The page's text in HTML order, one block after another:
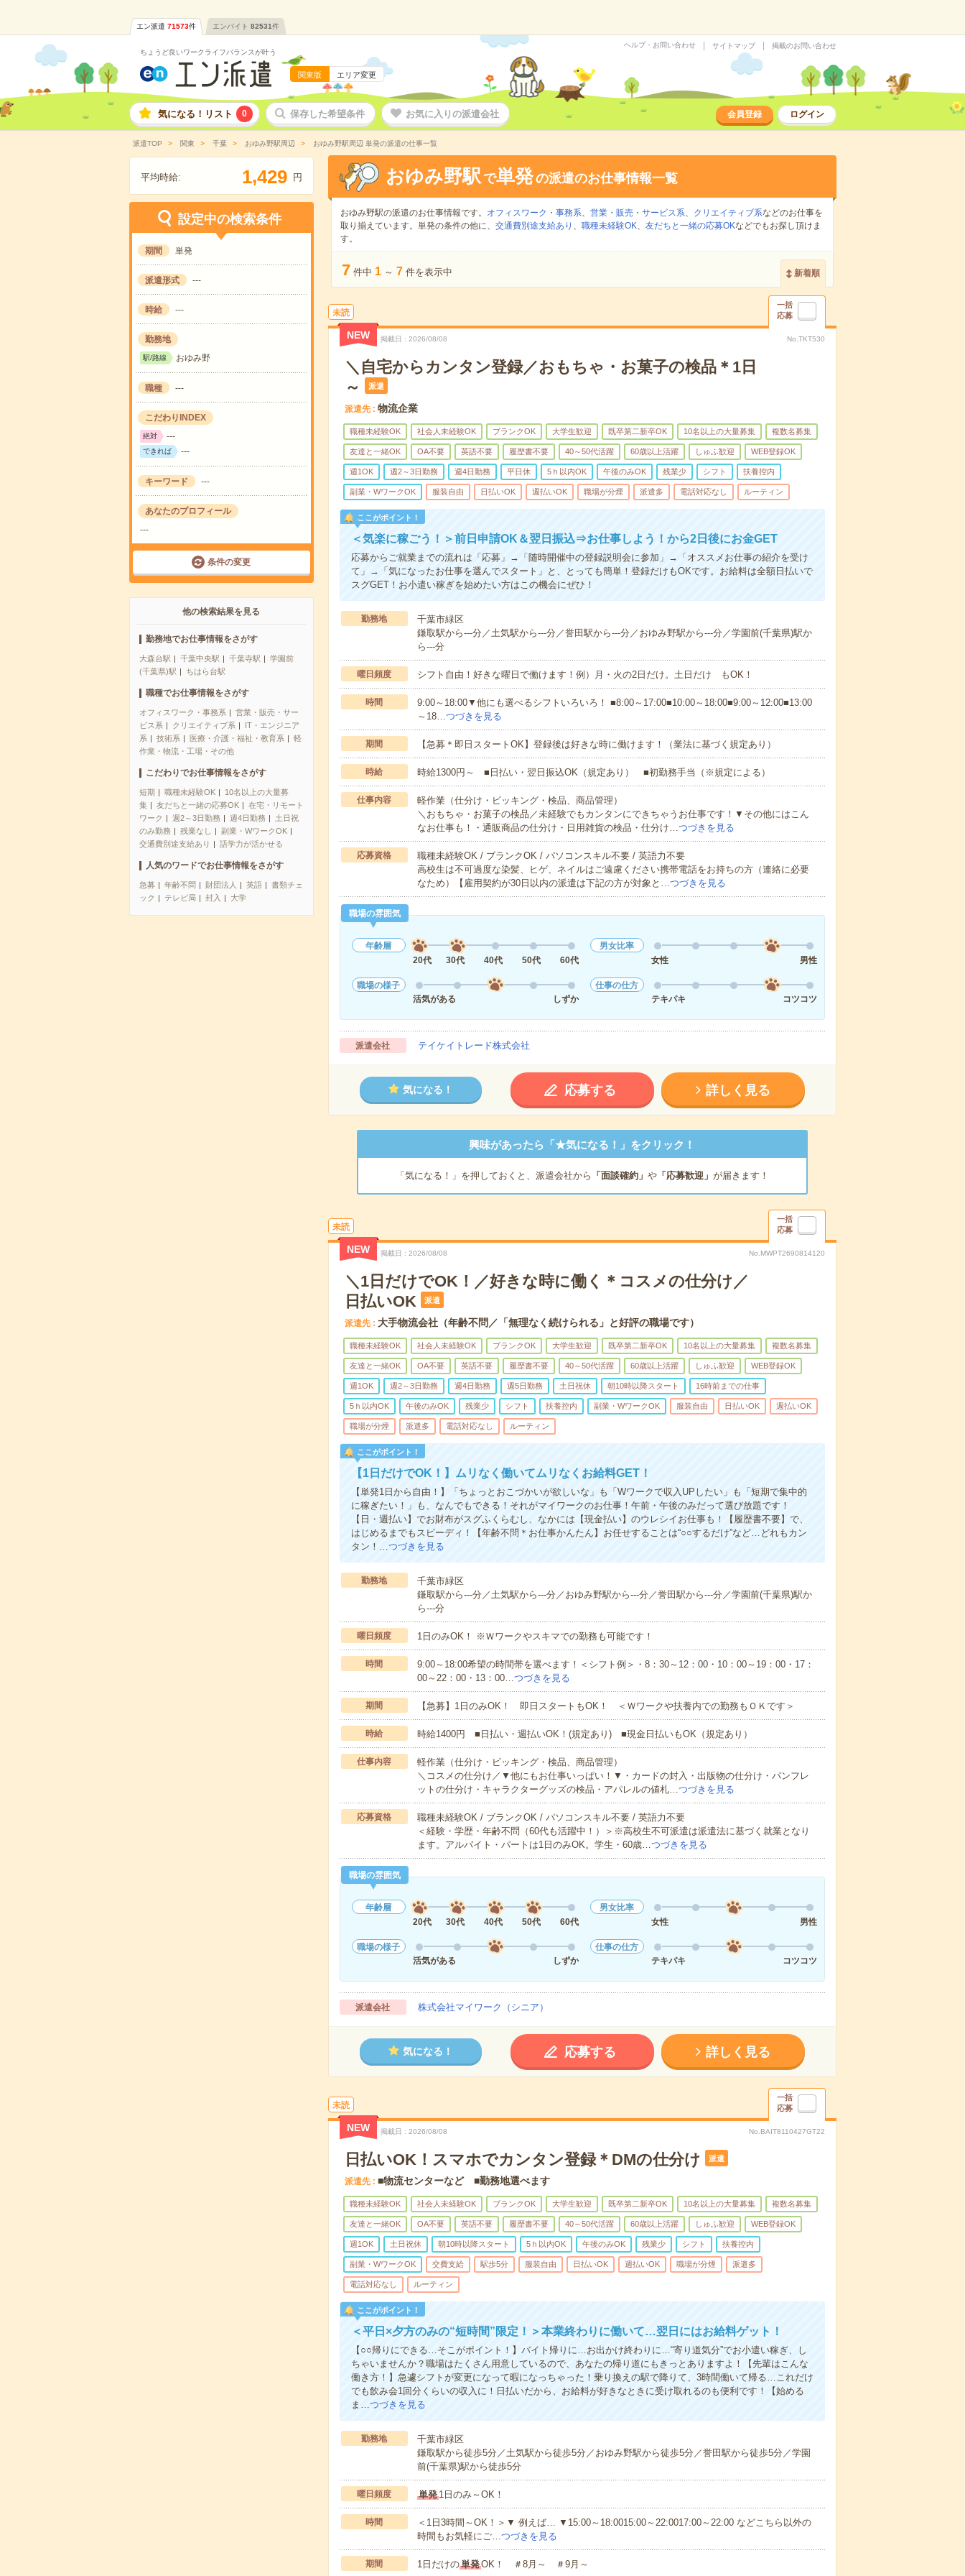
エン派遣 71573件 エンバイト 82531件
ちょうど良いワークライフバランスが叶う
関東版 エリア変更
ヘルプ・お問い合わせ サイトマップ 掲載のお問い合わせ
気になる！リスト 0 保存した希望条件 お気に入りの派遣会社 会員登録 ログイン
派遣TOP 関東 千葉 おゆみ野駅周辺 おゆみ野駅周辺 単発の派遣の仕事一覧
平均時給: 1,429 円
設定中の検索条件
期間 単発
派遣形式 ---
時給 ---
勤務地
駅/路線 おゆみ野
職種 ---
こだわりINDEX
絶対 ---
できれば ---
キーワード ---
あなたのプロフィール
---
条件の変更
他の検索結果を見る
勤務地でお仕事情報をさがす
大森台駅 千葉中央駅 千葉寺駅
学園前
(千葉県)駅
ちはら台駅
職種でお仕事情報をさがす
オフィスワーク・事務系
営業・販売・サー
ビス系
クリエイティブ系
IT・エンジニア
系
技術系 医療・介護・福祉・教育系
軽
作業・物流・工場・その他
こだわりでお仕事情報をさがす
短期 職種未経験OK
10名以上の大量募
集
友だちと一緒の応募OK
在宅・リモート
ワーク
週2～3日勤務 週4日勤務
土日祝
のみ勤務
残業なし
副業・WワークOK
交通費別途支給あり
語学力が活かせる
人気のワードでお仕事情報をさがす
急募 年齢不問 財団法人 英語
書類チェ
ック
テレビ局 封入 大学
おゆみ野駅 で単発の派遣のお仕事情報一覧
おゆみ野駅の派遣のお仕事情報です。 オフィスワーク・事務系、 営業・販売・サービス系、 クリエイティブ系などのお仕事を
取り揃えています。単発の条件の他に、 交通費別途支給あり 、 職種未経験OK、 友だちと一緒の応募OKなどでもお探し頂けま
す。
7 件中 1 ～ 7 件を表示中 新着順
未読
一括
応募
NEW 掲載日 2026/08/08 No.TKT530
＼自宅からカンタン登録／おもちゃ・お菓子の検品＊1日
～
派遣
派遣先 物流企業
職種未経験OK 社会人未経験OK ブランクOK 大学生歓迎 既卒第二新卒OK 10名以上の大量募集 複数名募集
友達と一緒OK OA不要 英語不要 履歴書不要 40～50代活躍 60歳以上活躍 しゅふ歓迎 WEB登録OK
週1OK 週2～3日勤務 週4日勤務 平日休 5ｈ以内OK 午後のみOK 残業少 シフト 扶養控内
副業・WワークOK 服装自由 日払いOK 週払いOK 職場が分煙 派遣多 電話対応なし ルーティン
ここがポイント！
＜気楽に稼ごう！＞前日申請OK＆翌日振込⇒お仕事しよう！から2日後にお金GET
応募からご就業までの流れは「応募」→「随時開催中の登録説明会に参加」→「オススメお仕事の紹介を受け
て」→「気になったお仕事を選んでスタート」と、とっても簡単！登録だけもOKです。お給料は全額日払いで
スグGET！お小遣い稼ぎを始めたい方はこの機会にぜひ！
勤務地
千葉市緑区
鎌取駅から---分／土気駅から---分／誉田駅から---分／おゆみ野駅から---分／学園前(千葉県)駅か
ら---分
曜日頻度 シフト自由！好きな曜日で働けます！例）月・火の2日だけ。土日だけ もOK！
時間
9:00～18:00▼他にも選べるシフトいろいろ！ ■8:00～17:00■10:00～18:00■9:00～12:00■13:00
～18…つづきを見る
期間 【急募＊即日スタートOK】登録後は好きな時に働けます！（業法に基づく規定あり）
時給 時給1300円～ ■日払い・翌日振込OK（規定あり） ■初勤務手当（※規定による）
仕事内容
軽作業（仕分け・ピッキング・検品、商品管理）
＼おもちゃ・お菓子の検品／未経験でもカンタンにできちゃうお仕事です！▼その他にはこん
なお仕事も！・通販商品の仕分け・日用雑貨の検品・仕分け…つづきを見る
応募資格
職種未経験OK / ブランクOK / パソコンスキル不要 / 英語力不要
高校生は不可過度な染髪、ヒゲ、ネイルはご遠慮ください携帯電話をお持ちの方（連絡に必要
なため）【雇用契約が30日以内の派遣は下記の方が対象と…つづきを見る
職場の雰囲気
年齢層
20代
30代 40代 50代 60代
男女比率
女性
男性
職場の様子
活気がある
しずか
仕事の仕方
テキパキ
コツコツ
派遣会社 テイケイトレード株式会社
気になる！ 応募する 詳しく見る
興味があったら「★気になる！」をクリック！
「気になる！」を押しておくと、派遣会社から 「面談確約」 や「応募歓迎」 が届きます！
未読
一括
応募
NEW 掲載日 2026/08/08 No.MWPT2690814120
＼1日だけでOK！／好きな時に働く＊コスメの仕分け／
日払いOK
派遣
派遣先 大手物流会社（年齢不問／「無理なく続けられる」と好評の職場です）
職種未経験OK 社会人未経験OK ブランクOK 大学生歓迎 既卒第二新卒OK 10名以上の大量募集 複数名募集
友達と一緒OK OA不要 英語不要 履歴書不要 40～50代活躍 60歳以上活躍 しゅふ歓迎 WEB登録OK
週1OK 週2～3日勤務 週4日勤務 週5日勤務 土日祝休 朝10時以降スタート 16時前までの仕事
5ｈ以内OK 午後のみOK 残業少 シフト 扶養控内 副業・WワークOK 服装自由 日払いOK 週払いOK
職場が分煙 派遣多 電話対応なし ルーティン
ここがポイント！
【1日だけでOK！】ムリなく働いてムリなくお給料GET！
【単発1日から自由！】「ちょっとおこづかいが欲しいな」も「Wワークで収入UPしたい」も「短期で集中的
に稼ぎたい！」も、なんでもできる！それがマイワークのお仕事！午前・午後のみだって選び放題です！
【日・週払い】でお財布がスグふくらむし、なかには【現金払い】のウレシイお仕事も！【履歴書不要】で、
はじめるまでもスピーディ！【年齢不問＊お仕事かんたん】お任せすることは“○○するだけ”など…どれもカン
タン！…つづきを見る
勤務地
千葉市緑区
鎌取駅から---分／土気駅から---分／おゆみ野駅から---分／誉田駅から---分／学園前(千葉県)駅か
ら---分
曜日頻度 1日のみOK！ ※Ｗワークやスキマでの勤務も可能です！
時間
9:00～18:00希望の時間帯を選べます！＜シフト例＞・8：30～12：00・10：00～19：00・17：
00～22：00・13：00…つづきを見る
期間 【急募】1日のみOK！ 即日スタートもOK！ ＜Ｗワークや扶養内での勤務もＯＫです＞
時給 時給1400円 ■日払い・週払いOK！(規定あり) ■現金日払いもOK（規定あり）
仕事内容
軽作業（仕分け・ピッキング・検品、商品管理）
＼コスメの仕分け／▼他にもお仕事いっぱい！▼・カードの封入・出版物の仕分け・パンフレ
ットの仕分け・キャラクターグッズの検品・アパレルの値札…つづきを見る
応募資格
職種未経験OK / ブランクOK / パソコンスキル不要 / 英語力不要
＜経験・学歴・年齢不問（60代も活躍中！）＞※高校生不可派遣は派遣法に基づく就業となり
ます。アルバイト・パートは1日のみOK。学生・60歳…つづきを見る
職場の雰囲気
年齢層
20代
30代 40代 50代 60代
男女比率
女性
男性
職場の様子
活気がある
しずか
仕事の仕方
テキパキ
コツコツ
派遣会社 株式会社マイワーク（シニア）
気になる！ 応募する 詳しく見る
未読
一括
応募
NEW 掲載日 2026/08/08 No.BAIT8110427GT22
日払いOK！スマホでカンタン登録＊DMの仕分け 派遣
派遣先 ■物流センターなど ■勤務地選べます
職種未経験OK 社会人未経験OK ブランクOK 大学生歓迎 既卒第二新卒OK 10名以上の大量募集 複数名募集
友達と一緒OK OA不要 英語不要 履歴書不要 40～50代活躍 60歳以上活躍 しゅふ歓迎 WEB登録OK
週1OK 土日祝休 朝10時以降スタート 5ｈ以内OK 午後のみOK 残業少 シフト 扶養控内
副業・WワークOK 交費支給 駅歩5分 服装自由 日払いOK 週払いOK 職場が分煙 派遣多
電話対応なし ルーティン
ここがポイント！
＜平日×夕方のみの“短時間”限定！＞本業終わりに働いて…翌日にはお給料ゲット！
【○○帰りにできる…そこがポイント！】バイト帰りに…お出かけ終わりに…“寄り道気分”でお小遣い稼ぎ、し
ちゃいませんか？職場はたくさん用意しているので、あなたの帰り道にもきっとありますよ！【先輩はこんな
働き方！】急遽シフトが変更になって暇になっちゃった！乗り換えの駅で降りて、3時間働いて帰る…これだけ
でも飲み会1回分くらいの収入に！日払いだから、お給料が好きなときに受け取れるのも便利です！【始める
ま…つづきを見る
勤務地
千葉市緑区
鎌取駅から徒歩5分／土気駅から徒歩5分／おゆみ野駅から徒歩5分／誉田駅から徒歩5分／学園
前(千葉県)駅から徒歩5分
曜日頻度 単発1日のみ～OK！
時間
＜1日3時間～OK！＞▼ 例えば… ▼15:00～18:0015:00～22:0017:00～22:00 などこちら以外の
時間もお気軽にご…つづきを見る
期間 1日だけの単発OK！ ＃8月～ ＃9月～